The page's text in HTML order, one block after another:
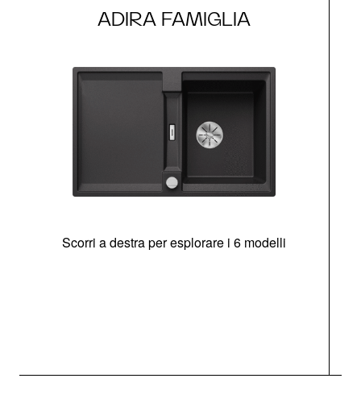
ADIRA FAMIGLIA
Scorri a destra per esplorare i 6 modelli